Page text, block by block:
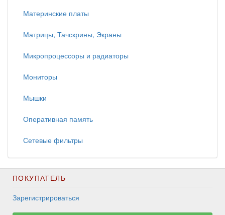
Материнские платы
Матрицы, Тачскрины, Экраны
Микропроцессоры и радиаторы
Мониторы
Мышки
Оперативная память
Сетевые фильтры
ПОКУПАТЕЛЬ
Зарегистрироваться